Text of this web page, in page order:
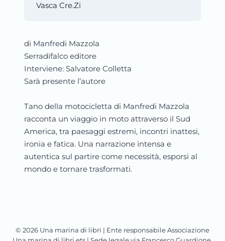
Vasca Cre.Zi
di Manfredi Mazzola
Serradifalco editore
Interviene: Salvatore Colletta
Sarà presente l’autore
Tano della motocicletta di Manfredi Mazzola
racconta un viaggio in moto attraverso il Sud
America, tra paesaggi estremi, incontri inattesi,
ironia e fatica. Una narrazione intensa e
autentica sul partire come necessità, esporsi al
mondo e tornare trasformati.
© 2026 Una marina di libri | Ente responsabile Associazione